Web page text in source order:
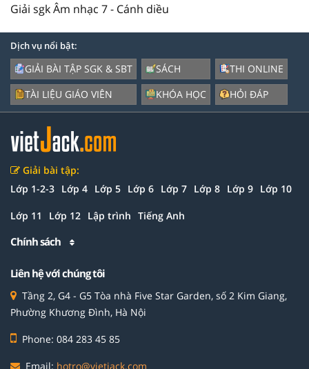
Giải sgk Âm nhạc 7 - Cánh diều
Dịch vụ nổi bật:
GIẢI BÀI TẬP SGK & SBT
TÀI LIỆU GIÁO VIÊN
SÁCH
KHÓA HỌC
THI ONLINE
HỎI ĐÁP
Giải bài tập:
Lớp 1-2-3 Lớp 4 Lớp 5 Lớp 6 Lớp 7 Lớp 8 Lớp 9 Lớp 10
Lớp 11 Lớp 12 Lập trình Tiếng Anh
Chính sách
Liên hệ với chúng tôi
Tầng 2, G4 - G5 Tòa nhà Five Star Garden, số 2 Kim Giang,
Phường Khương Đình, Hà Nội
Phone: 084 283 45 85
Email: hotro@vietjack.com